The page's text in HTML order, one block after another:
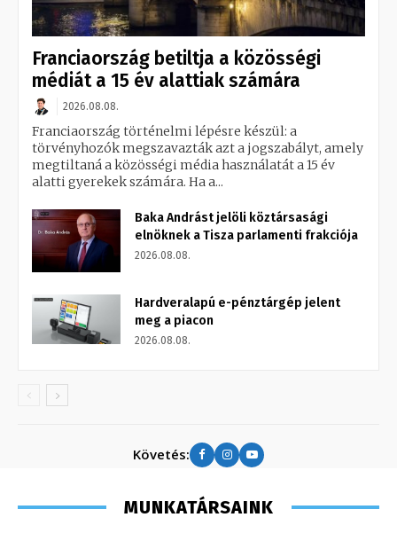
Franciaország betiltja a közösségi
médiát a 15 év alattiak számára
2026.08.08.
Franciaország történelmi lépésre készül: a
törvényhozók megszavazták azt a jogszabályt, amely
megtiltaná a közösségi média használatát a 15 év
alatti gyerekek számára. Ha a...
Baka Andrást jelöli köztársasági
elnöknek a Tisza parlamenti frakciója
2026.08.08.
Hardveralapú e-pénztárgép jelent
meg a piacon
2026.08.08.
Követés:
MUNKATÁRSAINK